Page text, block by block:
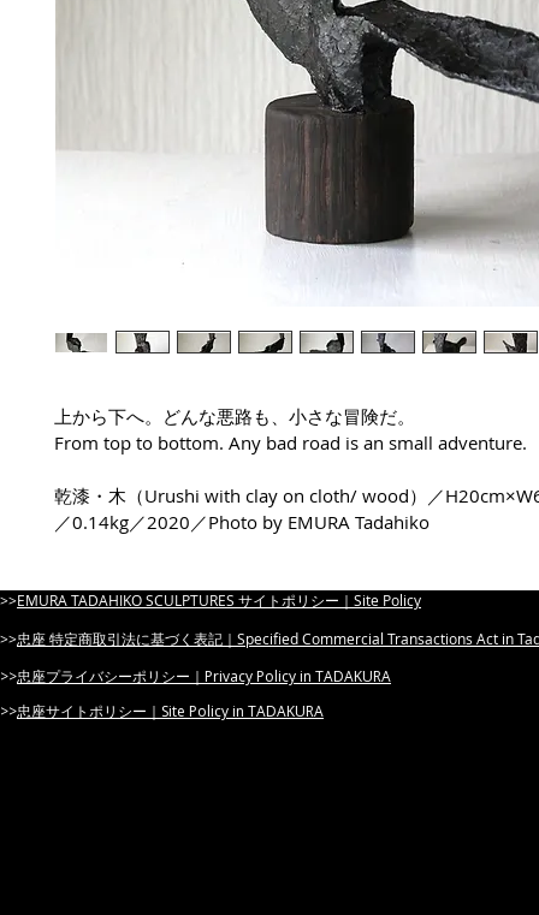
上から下へ。どんな悪路も、小さな冒険だ。
From top to bottom. Any bad road is an small adventure.
乾漆・木（Urushi with clay on cloth/ wood）／
／0.14kg／2020／Photo by EMURA Tadahiko
>>​EMURA TADAHIKO SCULPTURES サイトポリシー｜Site Policy
​>>忠座 特定商取引法に基づく表記｜Specified Commercial Transactions Act in
​>>忠座プライバシーポリシー｜Privacy Policy in TADAKURA
​>>忠座サイトポリシー｜Site Policy in TADAKURA